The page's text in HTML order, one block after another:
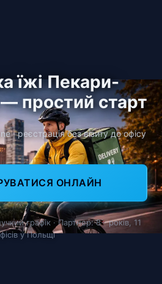
їжі Пекари-
простий старт
· реєстрація без візиту до офісу
ОНЛАЙН
графік · Партнер: 8+ років, 11
у Польщі